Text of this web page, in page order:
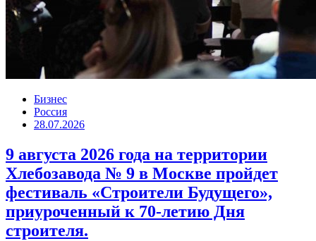
Бизнес
Россия
28.07.2026
9 августа 2026 года на территории
Хлебозавода № 9 в Москве пройдет
фестиваль «Строители Будущего»,
приуроченный к 70-летию Дня
строителя.